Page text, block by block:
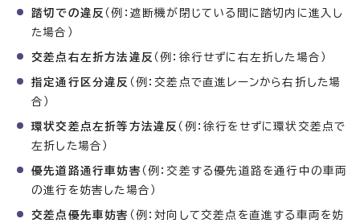
踏切での違反 （例：遮断機が閉じている間に踏切内に進入し
た場合）
交差点右左折方法違反 （例：徐行せずに右左折した場合）
指定通行区分違反 （例：交差点で直進レーンから右折した場
合）
環状交差点左折等方法違反 （例：徐行をせずに環状交差点で
左折した場合）
優先道路通行車妨害 （例：交差する優先道路を通行中の車両
の進行を妨害した場合）
交差点優先車妨害 （例：対向して交差点を直進する車両を妨